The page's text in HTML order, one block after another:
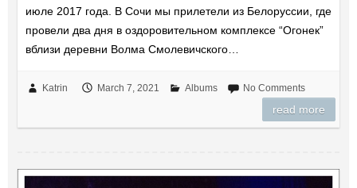
июле 2017 года. В Сочи мы прилетели из Белоруссии, где
провели два дня в оздоровительном комплексе “Огонек”
вблизи деревни Волма Смолевичского…
Katrin March 7, 2021 Albums No Comments
read more